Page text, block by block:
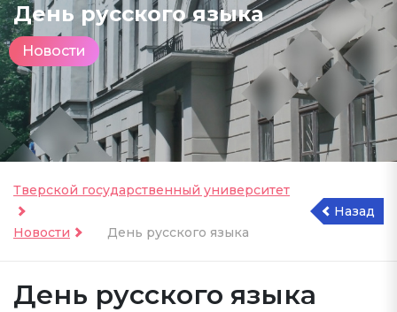
День русского языка
Новости
Тверской государственный университет
Новости День русского языка
Назад
День русского языка